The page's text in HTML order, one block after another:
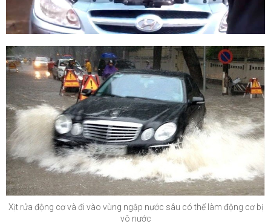
Xịt rửa động cơ và đi vào vùng ngập nước sâu có thể làm động cơ bị
vô nước